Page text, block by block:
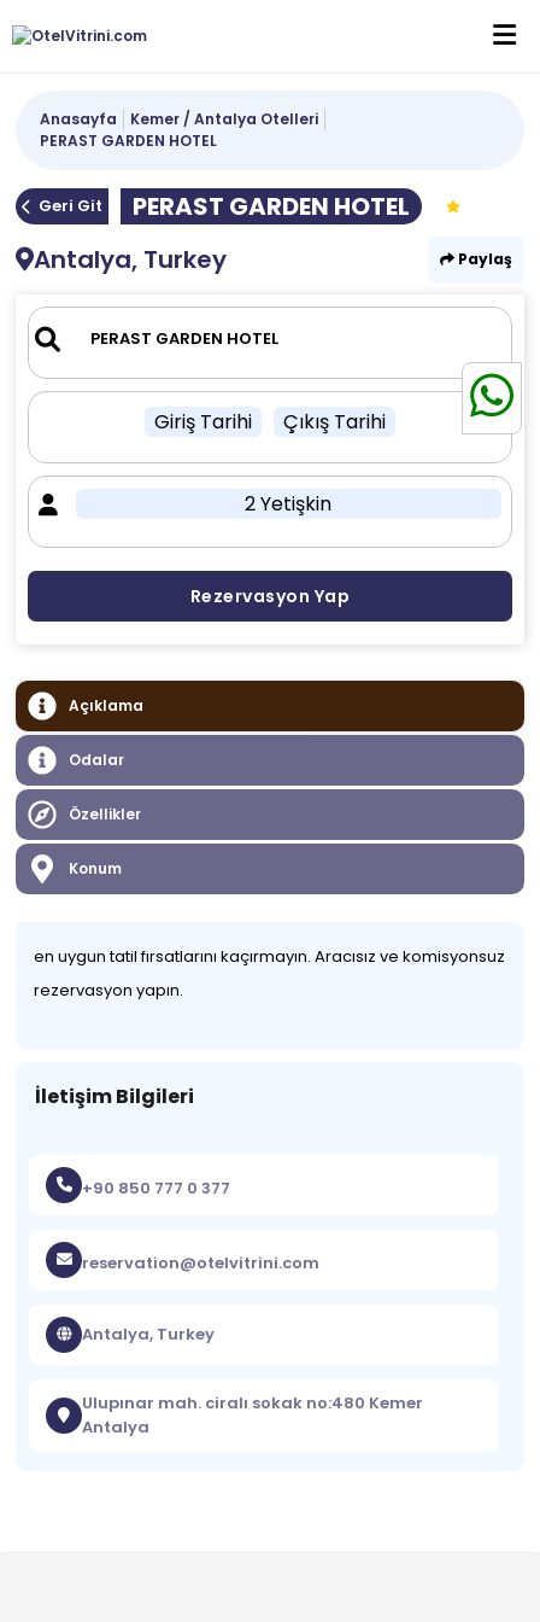
Anasayfa
Kemer / Antalya Otelleri
PERAST GARDEN HOTEL
Geri Git
PERAST GARDEN HOTEL
Antalya, Turkey
Paylaş
Giriş Tarihi Çıkış Tarihi
2 Yetişkin
Rezervasyon Yap
Açıklama
Odalar
Özellikler
Konum
en uygun tatil fırsatlarını kaçırmayın. Aracısız ve komisyonsuz
rezervasyon yapın.
İletişim Bilgileri
+90 850 777 0 377
reservation@otelvitrini.com
Antalya, Turkey
Ulupınar mah. ciralı sokak no:480 Kemer
Antalya